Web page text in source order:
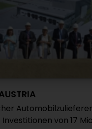
von 17 Mio